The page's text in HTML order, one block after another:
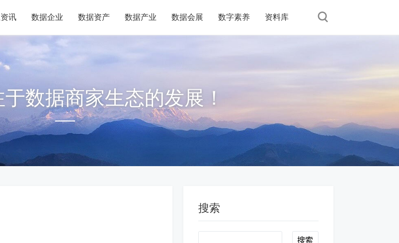
讯 数据企业 数据资产 数据产业 数据会展 数字素养 资料库
数据商家生态的发展！
搜索
Search